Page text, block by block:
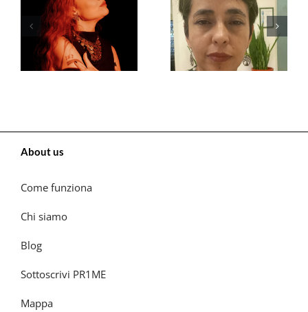
About us
Come funziona
Chi siamo
Blog
Sottoscrivi PR1ME
Mappa